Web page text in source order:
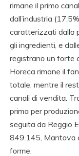
rimane il primo
dall’industria
caratterizzati dalla
gli ingredienti, e
registrano un forte
Horeca rimane il
totale, mentre il
canali di vendita.
prima per
seguita da Reggio
849.145, Mantova
forme.